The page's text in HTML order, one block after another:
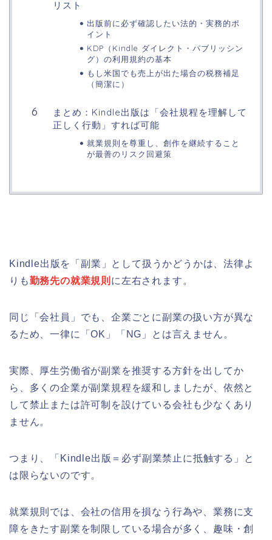
リスト
出版前に必ず確認したい法的・実務的ポ
イント
KDP（Kindle ダイレクト・パブリッシン
グ）の利用規約の基本
もし米国でも売上が出た場合の税務補足
（簡潔に）
まとめ：Kindle出版は「会社規程を理解して
正しく行動」すれば可能
就業規則を尊重し、創作を継続すること
が最善のリスク回避策
Kindle出版を「副業」として扱うかどうかは、法律よ
りも勤務先の就業規則 に左右されます。
同じ「会社員」でも、企業ごとに副業の扱い方が異な
るため、一律に「OK」「NG」とは言えません。
実際、厚生労働省が副業を推奨する方針を出してか
ら、多くの企業が副業規程を緩和しましたが、依然と
して禁止または許可制を設けている会社も少なくあり
ません。
つまり、「Kindle出版＝必ず副業禁止に抵触する」と
は限らないのです。
就業規則では、会社の信用を損なう行為や、業務に支
障をきたす副業を制限している場合が多く、趣味・創